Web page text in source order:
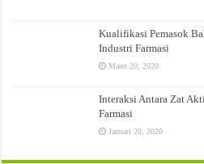
Kualifikasi Pemasok
Industri Farmasi
Maret 20, 2020
Interaksi Antara Zat
Farmasi
Januari 20, 2020